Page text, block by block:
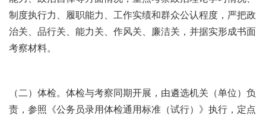
制度执行力、履职能力、工作实绩和群众公认程度，严把政
治关、品行关、能力关、作风关、廉洁关，并据实形成书面
考察材料。
（二）体检。体检与考察同期开展，由遴选机关（单位）负
责，参照《公务员录用体检通用标准（试行）》执行，定点